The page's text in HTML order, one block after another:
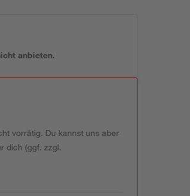
anbieten.
vorrätig. Du kannst uns aber
dich (ggf. zzgl.